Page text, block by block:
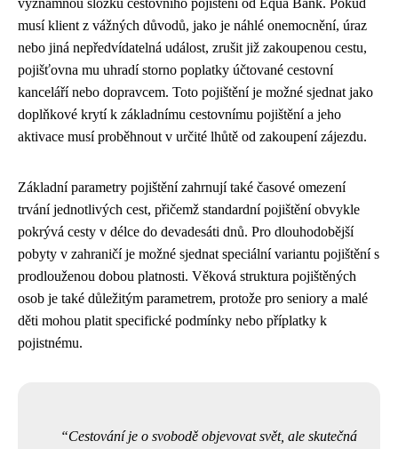
významnou složku cestovního pojištění od Equa Bank. Pokud
musí klient z vážných důvodů, jako je náhlé onemocnění, úraz
nebo jiná nepředvídatelná událost, zrušit již zakoupenou cestu,
pojišťovna mu uhradí storno poplatky účtované cestovní
kanceláří nebo dopravcem. Toto pojištění je možné sjednat jako
doplňkové krytí k základnímu cestovnímu pojištění a jeho
aktivace musí proběhnout v určité lhůtě od zakoupení zájezdu.
Základní parametry pojištění zahrnují také časové omezení
trvání jednotlivých cest, přičemž standardní pojištění obvykle
pokrývá cesty v délce do devadesáti dnů. Pro dlouhodobější
pobyty v zahraničí je možné sjednat speciální variantu pojištění s
prodlouženou dobou platnosti. Věková struktura pojištěných
osob je také důležitým parametrem, protože pro seniory a malé
děti mohou platit specifické podmínky nebo příplatky k
pojistnému.
Cestování je o svobodě objevovat svět, ale skutečná